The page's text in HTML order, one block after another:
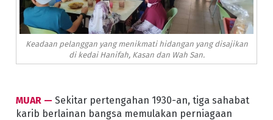
Keadaan pelanggan yang menikmati hidangan yang disajikan
di kedai Hanifah, Kasan dan Wah San.
MUAR — Sekitar pertengahan 1930-an, tiga sahabat
karib berlainan bangsa memulakan perniagaan